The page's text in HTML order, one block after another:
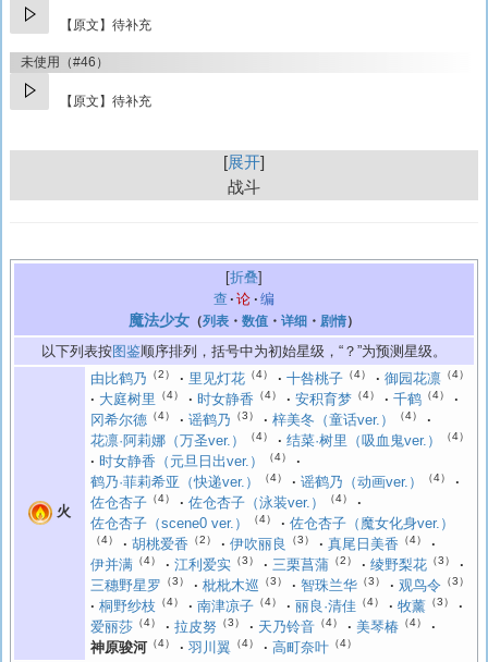
【原文】待补充
未使用（#46）
【原文】待补充
展开
战斗
折叠
查
论 编
魔法少女 （列表 ・ 数值 ・ 详细 ・ 剧情）
以下列表按图鉴顺序排列，括号中为初始星级，“？”为预测星级。
火
由比鹤乃 （2） 里见灯花 （4） 十咎桃子 （4） 御园花凛 （4）
大庭树里 （4） 时女静香 （4） 安积育梦 （4） 千鹤 （4）
冈希尔德 （4） 谣鹤乃 （3） 梓美冬（童话ver.） （4）
花凛·阿莉娜（万圣ver.） （4） 结菜·树里（吸血鬼ver.） （4）
时女静香（元旦日出ver.） （4）
鹤乃·菲莉希亚（快递ver.） （4） 谣鹤乃（动画ver.） （4）
佐仓杏子 （4） 佐仓杏子（泳装ver.） （4）
佐仓杏子（scene0 ver.） （4） 佐仓杏子（魔女化身ver.）
（4） 胡桃爱香 （2） 伊吹丽良 （3） 真尾日美香 （4）
伊并满 （4） 江利爱实 （3） 三栗菖蒲 （2） 绫野梨花 （3）
三穗野星罗 （3） 枇枇木巡 （3） 智珠兰华 （3） 观鸟令 （3）
桐野纱枝 （4） 南津凉子 （4） 丽良·清佳 （4） 牧薰 （3）
爱丽莎 （4） 拉皮努 （3） 天乃铃音 （4） 美琴椿 （4）
神原骏河（4） 羽川翼 （4） 高町奈叶 （4）